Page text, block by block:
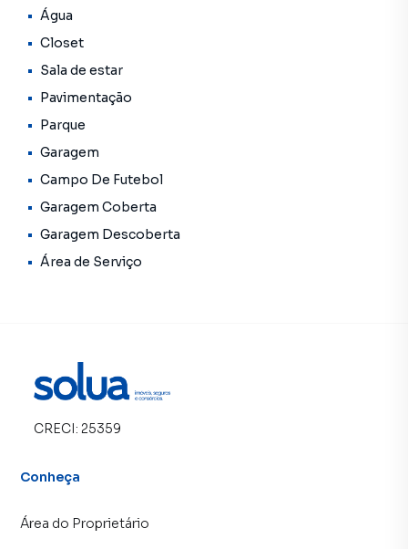
Água
Closet
Sala de estar
Pavimentação
Parque
Garagem
Campo De Futebol
Garagem Coberta
Garagem Descoberta
Área de Serviço
CRECI: 25359
Conheça
Área do Proprietário